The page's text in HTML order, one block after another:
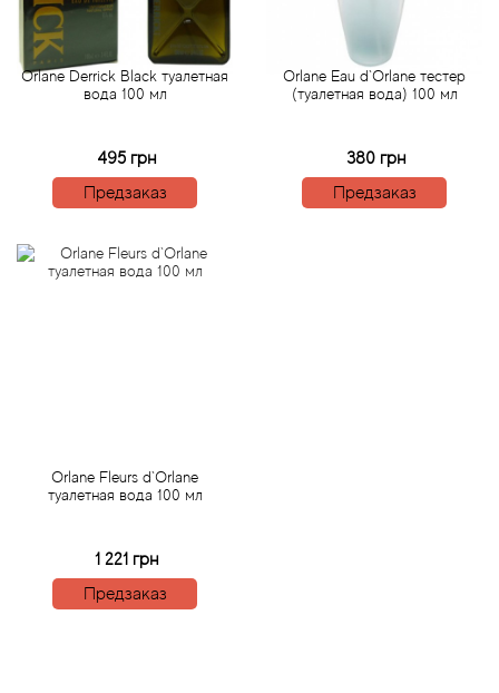
Orlane Derrick Black туалетная
вода 100 мл
495 грн
Предзаказ
Orlane Eau d`Orlane тестер
(туалетная вода) 100 мл
380 грн
Предзаказ
Orlane Fleurs d`Orlane
туалетная вода 100 мл
1 221 грн
Предзаказ
Acqua di Parma
Acqua di Sardegna
Aerin Lauder
Agent Provocateur
Aigner